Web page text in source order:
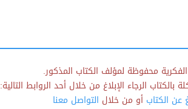
الفكرية محفوظة لمؤلف الكتاب المذكور.
الرجاء الإبلاغ من خلال أحد الروابط التالية:
عن الكتابأو من خلال التواصل معنا